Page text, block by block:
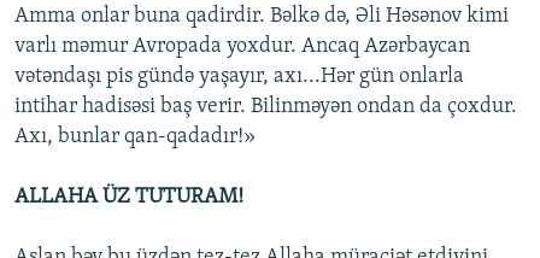
Amma onlar buna qadirdir. Bəlkə də, Əli Həsənov kimi
varlı məmur Avropada yoxdur. Ancaq Azərbaycan
vətəndaşı pis gündə yaşayır, axı...Hər gün onlarla
intihar hadisəsi baş verir. Bilinməyən ondan da çoxdur.
Axı, bunlar qan-qadadır!»
ALLAHA ÜZ TUTURAM!